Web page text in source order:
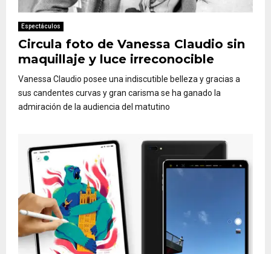
Espectáculos
Circula foto de Vanessa Claudio sin
maquillaje y luce irreconocible
Vanessa Claudio posee una indiscutible belleza y gracias a
sus candentes curvas y gran carisma se ha ganado la
admiración de la audiencia del matutino